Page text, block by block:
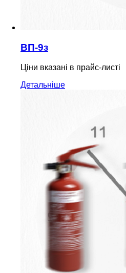
ВП-9з
Ціни вказані в прайс-листі
Детальніше